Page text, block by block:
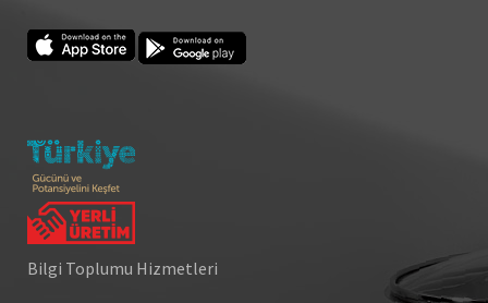
Bilgi Toplumu Hizmetleri